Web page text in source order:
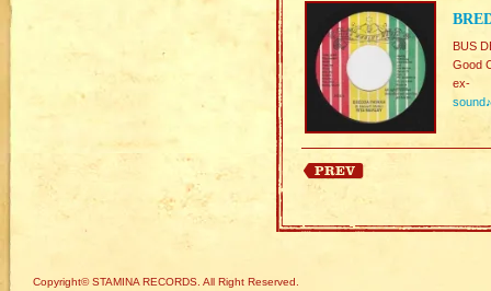
BUS
Good
ex-
sound♪
Copyright© STAMINA RECORDS. All Right Reserved.